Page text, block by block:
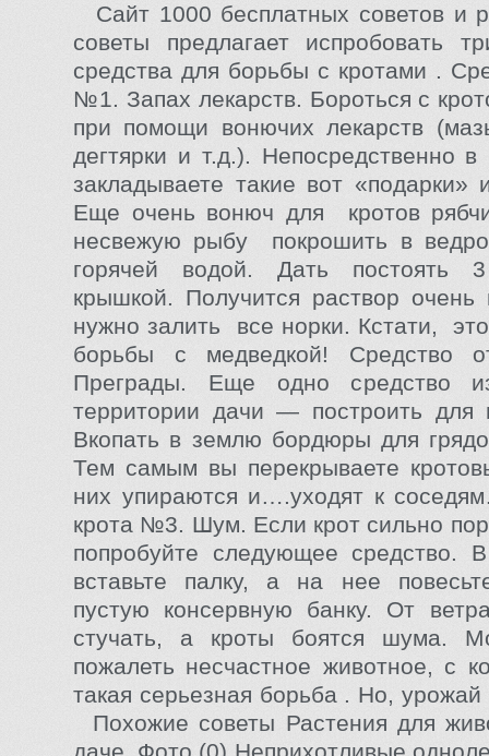
Сайт 1000 бесплатных советов и
советы предлагает испробовать
средства для борьбы с кротами .
№1. Запах лекарств. Бороться с
при помощи вонючих лекарств
дегтярки и т.д.). Непосредственно в
закладываете такие вот «подарки»
Еще очень вонюч для кротов
несвежую рыбу покрошить в
горячей водой. Дать постоять
крышкой. Получится раствор
нужно залить все норки. Кстати,
борьбы с медведкой!
Преграды. Еще одно средство
территории дачи — построить для
Вкопать в землю бордюры для
Тем самым вы перекрываете
них упираются и….уходят к
крота №3. Шум. Если крот сильно
попробуйте следующее средство.
вставьте палку, а на нее
пустую консервную банку. От
стучать, а кроты боятся шума.
пожалеть несчастное животное, с
такая серьезная борьба . Но,
Похожие советы Растения для